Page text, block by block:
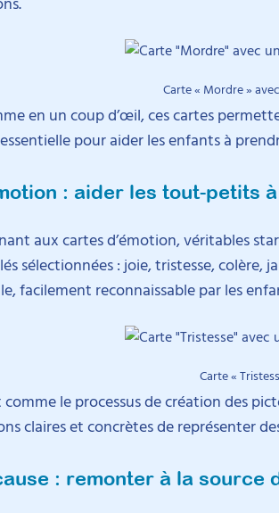
Carte « Mordre »
en un coup d’œil, ces cartes
pour aider les enfants à
: aider les tout-petits
aux cartes d’émotion, véritables
sélectionnées : joie, tristesse, colère,
facilement reconnaissable par les
Carte «
comme le processus de création des
claires et concrètes de représenter
: remonter à la source